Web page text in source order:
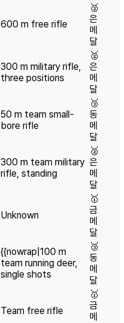
600 m free rifle
🥈
은
메
달
300 m military rifle,
three positions
🥈
은
메
달
50 m team small-
bore rifle
🥉
동
메
달
300 m team military
rifle, standing
🥈
은
메
달
Unknown
🥇
금
메
달
{{nowrap|100 m
team running deer,
single shots
🥉
동
메
달
Team free rifle
🥇
금
메